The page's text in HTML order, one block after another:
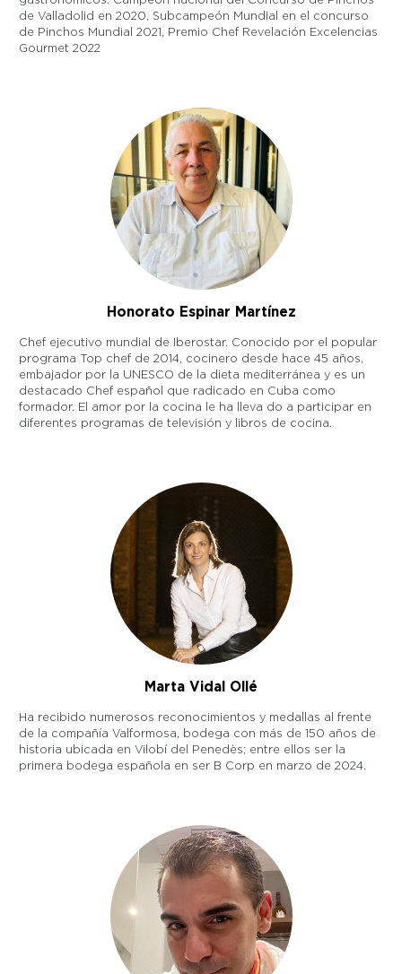
de Valladolid en 2020, Subcampeón Mundial en el concurso
de Pinchos Mundial 2021, Premio Chef Revelación Excelencias
Gourmet 2022
Honorato Espinar Martínez
Chef ejecutivo mundial de Iberostar. Conocido por el popular
programa Top chef de 2014, cocinero desde hace 45 años,
embajador por la UNESCO de la dieta mediterránea y es un
destacado Chef español que radicado en Cuba como
formador. El amor por la cocina le ha lleva do a participar en
diferentes programas de televisión y libros de cocina.
Marta Vidal Ollé
Ha recibido numerosos reconocimientos y medallas al frente
de la compañía Valformosa, bodega con más de 150 años de
historia ubicada en Vilobí del Penedès; entre ellos ser la
primera bodega española en ser B Corp en marzo de 2024.